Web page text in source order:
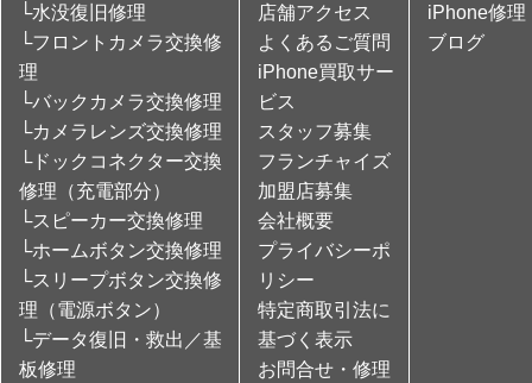
└水没復旧修理
└フロントカメラ交換修
理
└バックカメラ交換修理
└カメラレンズ交換修理
└ドックコネクター交換
修理（充電部分）
└スピーカー交換修理
└ホームボタン交換修理
└スリープボタン交換修
理（電源ボタン）
└データ復旧・救出／基
板修理
店舗アクセス
よくあるご質問
iPhone買取サー
ビス
スタッフ募集
フランチャイズ
加盟店募集
会社概要
プライバシーポ
リシー
特定商取引法に
基づく表示
お問合せ・修理
iPhone修理
ブログ